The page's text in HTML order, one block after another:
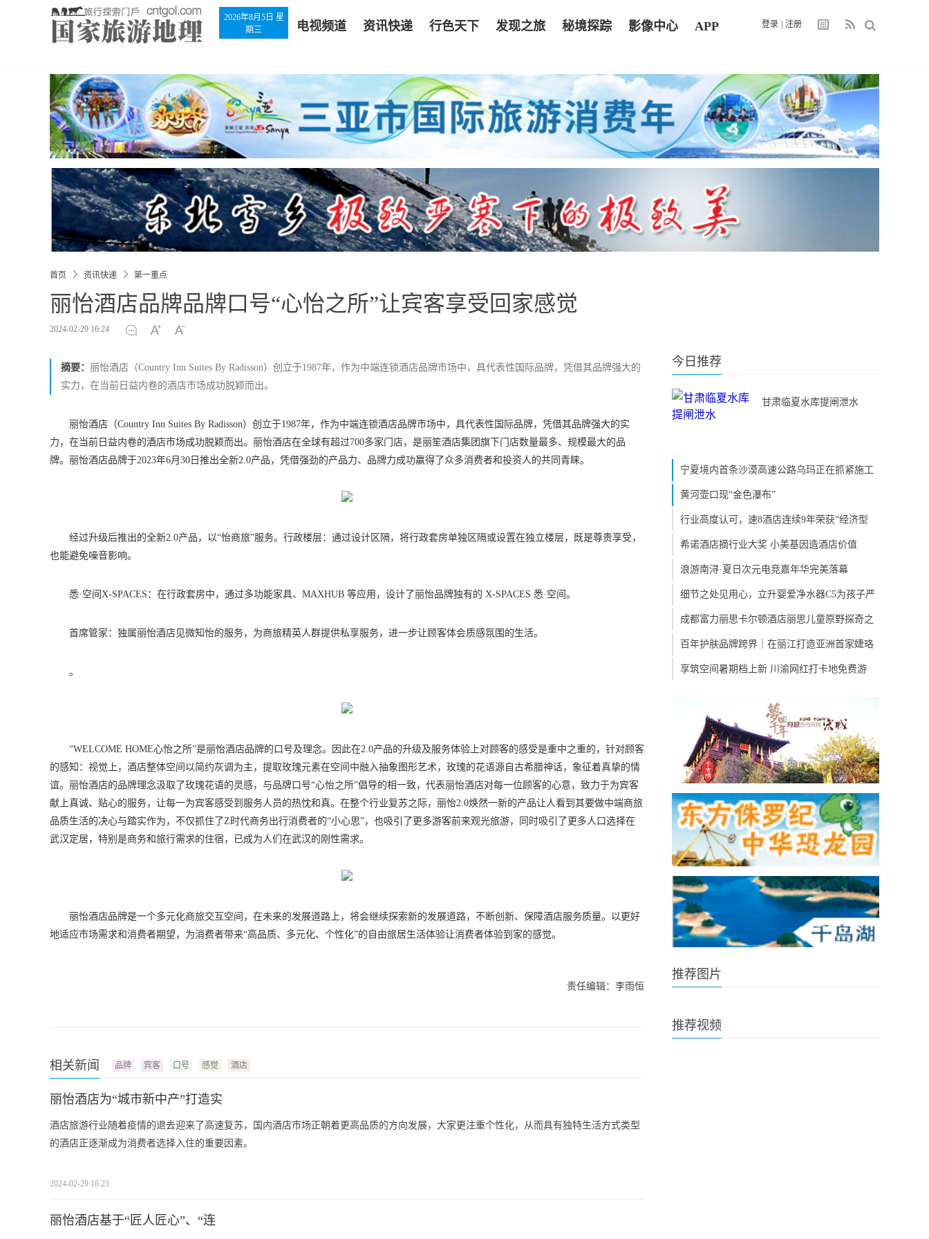
登录 注册
2026年8月5日 星
期三
电视频道 资讯快递 行色天下 发现之旅 秘境探踪 影像中心 APP
首页 资讯快递 第一重点
丽怡酒店品牌品牌口号“心怡之所”让宾客享受回家感觉
2024-02-29 16:24
摘要： 丽怡酒店（Country Inn Suites By Radisson）创立于1987年，作为中端连锁酒店品牌市场中，具代表性国际品牌，凭借其品牌强大的
实力，在当前日益内卷的酒店市场成功脱颖而出。
丽怡酒店（Country Inn Suites By Radisson）创立于1987年，作为中端连锁酒店品牌市场中，具代表性国际品牌，凭借其品牌强大的实
力，在当前日益内卷的酒店市场成功脱颖而出。丽怡酒店在全球有超过700多家门店，是丽笙酒店集团旗下门店数量最多、规模最大的品
牌。丽怡酒店品牌于2023年6月30日推出全新2.0产品，凭借强劲的产品力、品牌力成功赢得了众多消费者和投资人的共同青睐。
经过升级后推出的全新2.0产品，以“怡商旅”服务。行政楼层：通过设计区隔，将行政套房单独区隔或设置在独立楼层，既是尊贵享受，
也能避免噪音影响。
悉·空间X-SPACES：在行政套房中，通过多功能家具、MAXHUB 等应用，设计了丽怡品牌独有的 X-SPACES 悉·空间。
首席管家：独属丽怡酒店见微知怡的服务，为商旅精英人群提供私享服务，进一步让顾客体会质感氛围的生活。
。
“WELCOME HOME心怡之所”是丽怡酒店品牌的口号及理念。因此在2.0产品的升级及服务体验上对顾客的感受是重中之重的，针对顾客
的感知：视觉上，酒店整体空间以简约灰调为主，提取玫瑰元素在空间中融入抽象图形艺术，玫瑰的花语源自古希腊神话，象征着真挚的情
谊。丽怡酒店的品牌理念汲取了玫瑰花语的灵感，与品牌口号“心怡之所”倡导的相一致，代表丽怡酒店对每一位顾客的心意，致力于为宾客
献上真诚、贴心的服务，让每一为宾客感受到服务人员的热忱和真。在整个行业复苏之际，丽怡2.0焕然一新的产品让人看到其要做中端商旅
品质生活的决心与踏实作为，不仅抓住了Z时代商务出行消费者的“小心思”，也吸引了更多游客前来观光旅游，同时吸引了更多人口选择在
武汉定居，特别是商务和旅行需求的住宿，已成为人们在武汉的刚性需求。
丽怡酒店品牌是一个多元化商旅交互空间，在未来的发展道路上，将会继续探索新的发展道路，不断创新、保障酒店服务质量。以更好
地适应市场需求和消费者期望，为消费者带来“高品质、多元化、个性化”的自由旅居生活体验让消费者体验到家的感觉。
责任编辑：李雨恒
相关新闻 品牌 宾客 口号 感觉 酒店
丽怡酒店为“城市新中产”打造实
酒店旅游行业随着疫情的退去迎来了高速复苏，国内酒店市场正朝着更高品质的方向发展，大家更注重个性化，从而具有独特生活方式类型
的酒店正逐渐成为消费者选择入住的重要因素。
2024-02-29 16:23
丽怡酒店基于“匠人匠心”、“连
今日推荐
甘肃临夏水库提闸泄水
宁夏境内首条沙漠高速公路乌玛正在抓紧施工
黄河壶口现“金色瀑布”
行业高度认可，速8酒店连续9年荣获“经济型
希诺酒店摘行业大奖 小美基因造酒店价值
浪游南浔·夏日次元电竞嘉年华完美落幕
细节之处见用心，立升婴爱净水器C5为孩子严
成都富力丽思卡尔顿酒店丽思儿童原野探奇之
百年护肤品牌跨界｜在丽江打造亚洲首家婕珞
享筑空间暑期档上新 川渝网红打卡地免费游
推荐图片
推荐视频